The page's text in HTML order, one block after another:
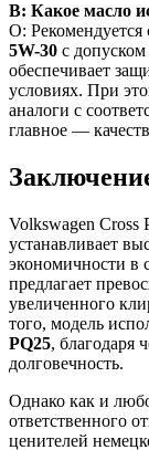
В: Какое масло
О: Рекомендуется
5W-30 с допуском
обеспечивает
условиях. При
аналоги с
главное —
Volkswagen
устанавливает
экономичности в
предлагает
увеличенного
того, модель
PQ25, благодаря
долговечность.
Однако как и
ответственного
ценителей